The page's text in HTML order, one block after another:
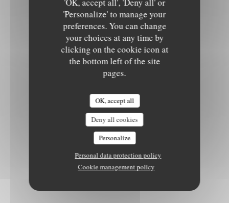
'Personalize' to manage your
preferences. You can change
your choices at any time by
clicking on the cookie icon at
the bottom left of the site
pages.
OK, accept all
Deny all cookies
Personalize
Personal data protection policy
Cookie management policy